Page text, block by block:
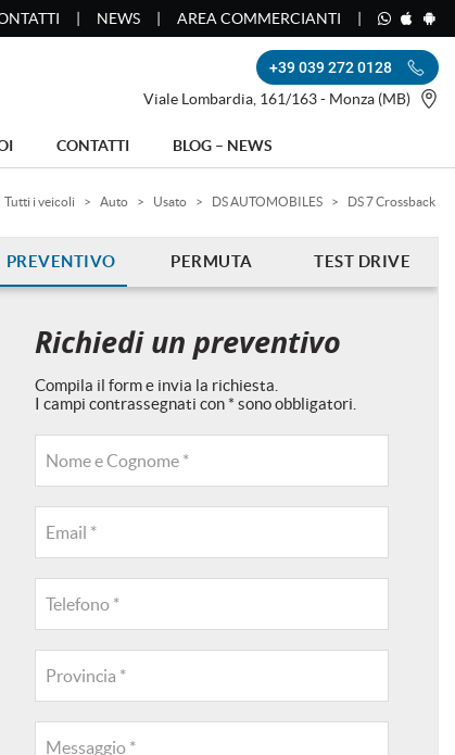
NEWS AREA COMMERCIANTI
+39 039 272 0128
Viale Lombardia, 161/163 - Monza (MB)
CONTATTI BLOG – NEWS
Tutti i veicoli > Auto > Usato > DS AUTOMOBILES > DS 7 Crossback
PREVENTIVO PERMUTA TEST DRIVE
Richiedi un preventivo
Compila il form e invia la richiesta.
I campi contrassegnati con * sono obbligatori.
Nome e Cognome *
Email *
Telefono *
Provincia *
Messaggio *